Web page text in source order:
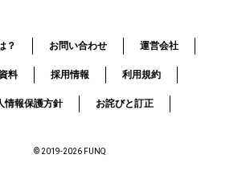
？ お問い合わせ 運営会社
料 採用情報 利用規約
情報保護方針 お詫びと訂正
© 2019-2026 FUNQ